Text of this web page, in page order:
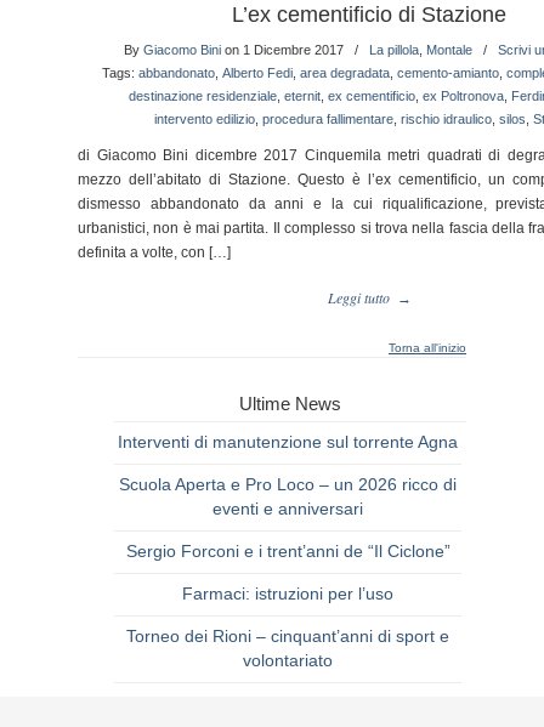
L’ex cementificio di Stazione
By Giacomo Bini on 1 Dicembre 2017 / La pillola Montale / Scrivi
Tags: abbandonato, Alberto Fedi, area degradata, cemento-amianto,
destinazione residenziale, eternit, ex cementificio, ex Poltronova,
intervento edilizio procedura fallimentare rischio idraulico silos
di Giacomo Bini dicembre 2017 Cinquemila metri quadrati di
mezzo dell’abitato di Stazione. Questo è l’ex cementificio, un
dismesso abbandonato da anni e la cui riqualificazione,
urbanistici, non è mai partita. Il complesso si trova nella fascia della
definita a volte, con […]
Leggi tutto →
Torna all'inizio
Ultime News
Interventi di manutenzione sul torrente Agna
Scuola Aperta e Pro Loco – un 2026 ricco di
eventi e anniversari
Sergio Forconi e i trent’anni de “Il Ciclone”
Farmaci: istruzioni per l’uso
Torneo dei Rioni – cinquant’anni di sport e
volontariato